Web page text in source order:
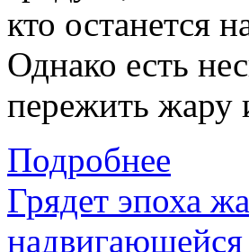
кто останется
Однако есть
пережить жару
Подробнее
Грядет эпоха